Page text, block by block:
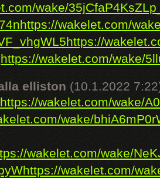
wake/
https://wakelet.com/
https://
https://wakelet.com/wake/
elliston (10.1.2022
https://wakelet.com/wake/
wake/
wakelet.com/wake/
https://wakelet.com/